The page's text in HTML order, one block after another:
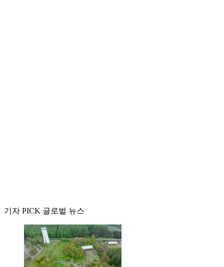
기자 PICK 글로벌 뉴스